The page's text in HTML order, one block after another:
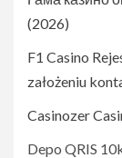
(2026)
F1 Casino
założeniu
Casinozer
Depo QRIS